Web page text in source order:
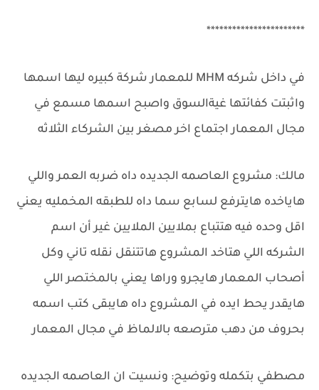
***********************
في داخل شركه MHM للمعمار شركة كبيره ليها اسمها
واثبتت كفائتها غيةالسوق واصبح اسمها مسمع في
مجال المعمار اجتماع اخر مصغر بين الشركاء الثلاثه
مالك: مشروع العاصمه الجديده داه ضربه العمر واللي
هاياخده هايترفع لسابع سما داه للطبقه المخمليه يعني
اقل وحده فيه هتتباع بملايين الملايين غير أن اسم
الشركه اللي هتاخد المشروع هاتتنقل نقله تاني وكل
أصحاب المعمار هايجرو وراها يعني بالمختصر اللي
هايقدر يحط ايده في المشروع داه هايبقى كتب اسمه
بحروف من دهب مترصعه بالالماظ في مجال المعمار
مصطفي بتكمله وتوضيح: ونسيت ان العاصمه الجديده